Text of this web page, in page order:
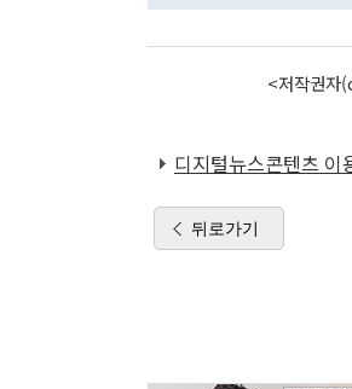
<저작권자
디지털뉴스콘텐츠 이
뒤로가기